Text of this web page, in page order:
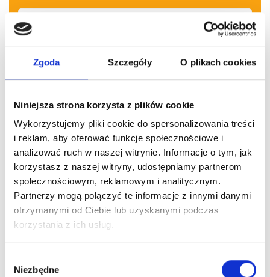
Zgoda Szczegóły O plikach cookies
Niniejsza strona korzysta z plików cookie
Wykorzystujemy pliki cookie do spersonalizowania treści
i reklam, aby oferować funkcje społecznościowe i
analizować ruch w naszej witrynie. Informacje o tym, jak
korzystasz z naszej witryny, udostępniamy partnerom
społecznościowym, reklamowym i analitycznym.
Partnerzy mogą połączyć te informacje z innymi danymi
otrzymanymi od Ciebie lub uzyskanymi podczas
korzystania z ich usług.
zgody
Niezbędne
...więcej
Pozostałewpisy